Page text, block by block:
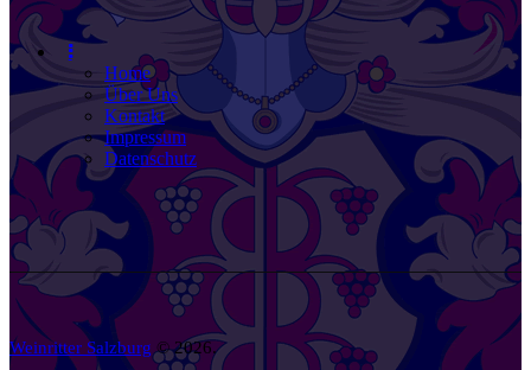
Home
Über Uns
Kontakt
Impressum
Datenschutz
Weinritter Salzburg © 2026.